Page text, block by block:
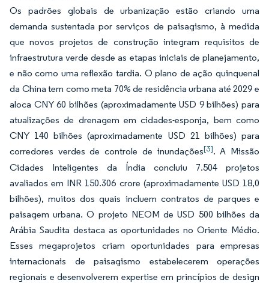
Os padrões globais de urbanização estão criando uma
demanda sustentada por serviços de paisagismo, à medida
que novos projetos de construção integram requisitos de
infraestrutura verde desde as etapas iniciais de planejamento,
e não como uma reflexão tardia. O plano de ação quinquenal
da China tem como meta 70% de residência urbana até 2029 e
aloca CNY 60 bilhões (aproximadamente USD 9 bilhões) para
atualizações de drenagem em cidades-esponja, bem como
CNY 140 bilhões (aproximadamente USD 21 bilhões) para
corredores verdes de controle de inundações[3]. A Missão
Cidades Inteligentes da Índia concluiu 7.504 projetos
avaliados em INR 150.306 crore (aproximadamente USD 18,0
bilhões), muitos dos quais incluem contratos de parques e
paisagem urbana. O projeto NEOM de USD 500 bilhões da
Arábia Saudita destaca as oportunidades no Oriente Médio.
Esses megaprojetos criam oportunidades para empresas
internacionais de paisagismo estabelecerem operações
regionais e desenvolverem expertise em princípios de design